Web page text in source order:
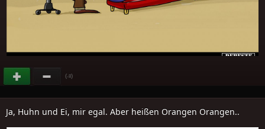
(-8)
Ja, Huhn und Ei, mir egal. Aber heißen Orangen Orangen..